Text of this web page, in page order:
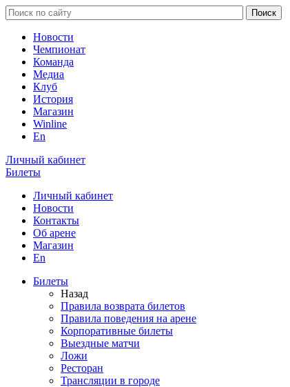
Новости
Чемпионат
Команда
Медиа
Клуб
История
Магазин
Winline
En
Личный кабинет
Билеты
Личный кабинет
Новости
Контакты
Об арене
Магазин
En
Билеты
Назад
Правила возврата билетов
Правила поведения на арене
Корпоративные билеты
Выездные матчи
Ложи
Ресторан
Трансляции в городе